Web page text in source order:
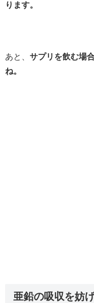
ります。
あと、 サプリを飲む場
ね。
亜鉛の吸収を妨